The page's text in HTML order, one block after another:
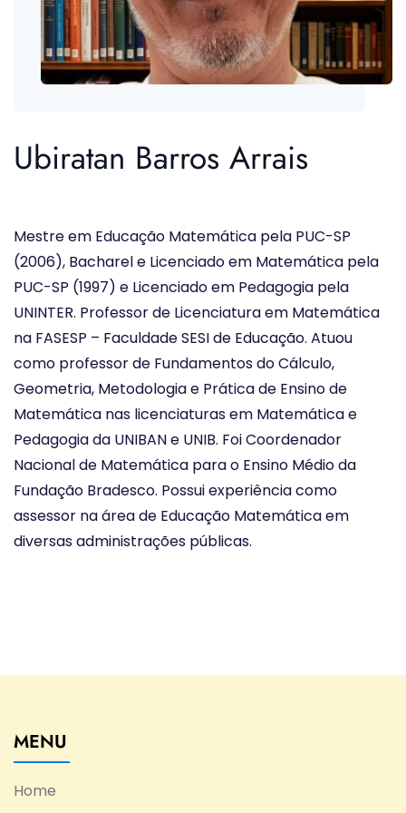
Ubiratan Barros Arrais
Mestre em Educação Matemática pela PUC-SP
(2006), Bacharel e Licenciado em Matemática pela
PUC-SP (1997) e Licenciado em Pedagogia pela
UNINTER. Professor de Licenciatura em Matemática
na FASESP – Faculdade SESI de Educação. Atuou
como professor de Fundamentos do Cálculo,
Geometria, Metodologia e Prática de Ensino de
Matemática nas licenciaturas em Matemática e
Pedagogia da UNIBAN e UNIB. Foi Coordenador
Nacional de Matemática para o Ensino Médio da
Fundação Bradesco. Possui experiência como
assessor na área de Educação Matemática em
diversas administrações públicas.
MENU
Home